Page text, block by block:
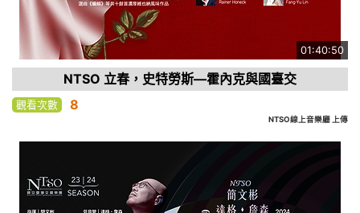
01:40:50
NTSO 立春，史特勞斯—霍內克與國臺交
觀看次數 8
NTSO線上音樂廳 上傳